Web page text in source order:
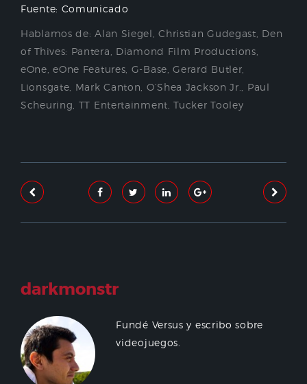
Fuente: Comunicado
Hablamos de:Alan Siegel ,Christian Gudegast Den
of Thives: Pantera
Diamond Film Productions
eOne ,eOne Features G-Base ,Gerard Butler
Lionsgate Mark Canton O’Shea Jackson Jr.
Paul
Scheuring TT Entertainment ,Tucker Tooley
darkmonstr
Fundé Versus y escribo sobre
videojuegos.